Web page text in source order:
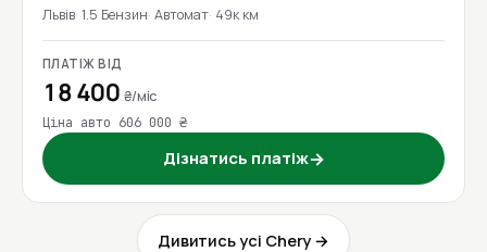
Львів 1.5 Бензин Автомат 49к км
ПЛАТІЖ ВІД
18 400 ₴/міс
Ціна авто 606 000 ₴
Дізнатись платіж→
Дивитись усі Chery →